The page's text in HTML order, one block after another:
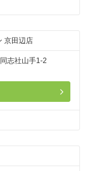
京田辺店
志社山手1-2